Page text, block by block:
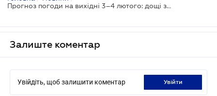
Прогноз погоди на вихідні 3–4 лютого: дощі зі снігом та плюсова температура
Залиште коментар
Увійдіть, щоб залишити коментар увійти